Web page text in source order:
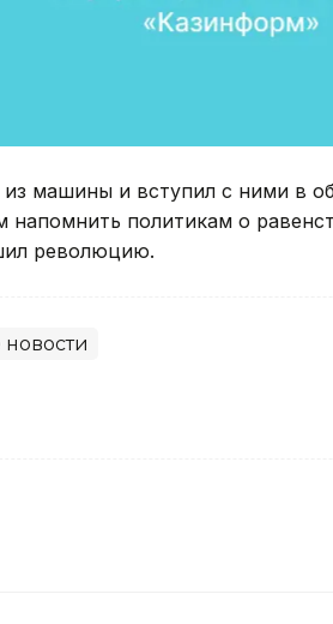
машины и вступил с ними в
напомнить политикам о
революцию.